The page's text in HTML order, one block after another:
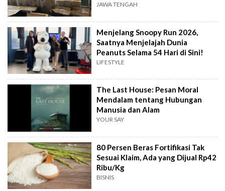
JAWA TENGAH
Menjelang Snoopy Run 2026,
Saatnya Menjelajah Dunia
Peanuts Selama 54 Hari di Sini!
LIFESTYLE
The Last House: Pesan Moral
Mendalam tentang Hubungan
Manusia dan Alam
YOUR SAY
80 Persen Beras Fortifikasi Tak
Sesuai Klaim, Ada yang Dijual Rp42
Ribu/Kg
BISNIS